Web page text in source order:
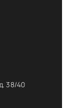
38/40